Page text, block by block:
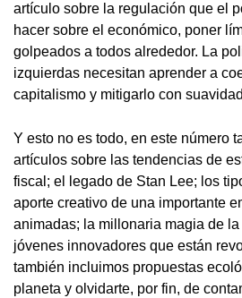
artículo sobre la regulación que el
hacer sobre el económico, poner
golpeados a todos alrededor. La
izquierdas necesitan aprender a
capitalismo y mitigarlo con
Y esto no es todo, en este número
artículos sobre las tendencias de
fiscal; el legado de Stan Lee; los
aporte creativo de una importante
animadas; la millonaria magia de
jóvenes innovadores que están
también incluimos propuestas
planeta y olvidarte, por fin, de